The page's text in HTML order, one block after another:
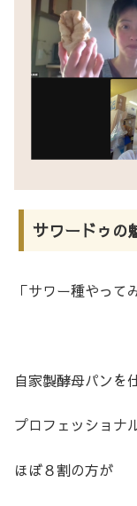
サワードゥの
「サワー種やって
自家製酵母パンを
プロフェッショ
ほぼ８割の方が